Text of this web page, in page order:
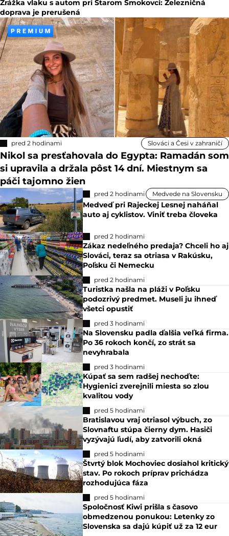
Zrážka vlaku s autom pri Starom Smokovci: Železničná
doprava je prerušená
pred 2 hodinami Slováci a Česi v zahraničí
Nikol sa presťahovala do Egypta: Ramadán som
si upravila a držala pôst 14 dní. Miestnym sa
páči tajomno žien
pred 2 hodinami Medvede na Slovensku
Medveď pri Rajeckej Lesnej naháňal
auto aj cyklistov. Viniť treba človeka
pred 2 hodinami
Zákaz nedeľného predaja? Chceli ho aj
Slováci, teraz sa otriasa v Rakúsku,
Poľsku či Nemecku
pred 2 hodinami
Turistka našla na pláži v Poľsku
podozrivý predmet. Museli ju ihneď
všetci opustiť
pred 3 hodinami
Na Slovensku padla ďalšia veľká firma.
Po 36 rokoch končí, zo strát sa
nevyhrabala
pred 3 hodinami
Kúpať sa sem radšej nechoďte:
Hygienici zverejnili miesta so zlou
kvalitou vody
pred 5 hodinami
Bratislavou vraj otriasol výbuch, zo
Slovnaftu stúpa čierny dym. Hasiči
vyzývajú ľudí, aby zatvorili okná
pred 5 hodinami
Štvrtý blok Mochoviec dosiahol kritický
stav. Po rokoch príprav prichádza
rozhodujúca fáza
pred 5 hodinami
Spoločnosť Kiwi prišla s časovo
obmedzenou ponukou: Letenky zo
Slovenska sa dajú kúpiť už za 12 eur